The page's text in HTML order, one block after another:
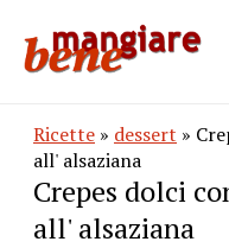
Ricette » dessert »
all' alsaziana
Crepes dolci
all' alsaziana